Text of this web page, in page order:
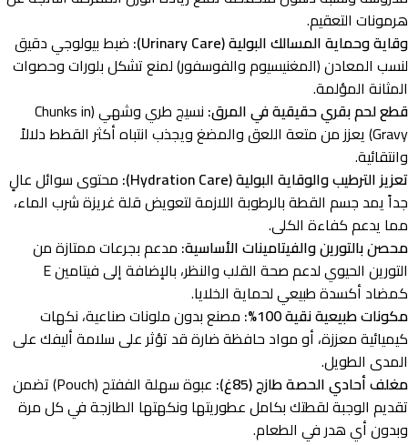
هرمونات التعقيم.
وقاية وحماية المسالك البولية (Urinary Care):
ضبط بيولوجي دقيق
لنسب المعادن (المغنيسيوم والفوسفور) لمنع تشكل بلورات وحصوات
المثانة المؤلمة.
قطع لحم بقري حقيقية في المرق:
نسيج طري وشهي (Chunks in
Gravy) يعزز من متعة اللعق والمضغ ويجذب انتباه أكثر القطط دلالاً
وانتقائية.
تعزيز الترطيب والوقاية البولية (Hydration Care):
محتوى سوائل عالٍ
جداً يمد جسم القطة بالرطوبة اللازمة لتعويض قلة غريزة شرب الماء،
مما يدعم كفاءة الكلى.
محصن بالتورين والفيتامينات الأساسية: مدعم بجرعات ممتازة من
التورين الحيوي لدعم صحة القلب والنظر، بالإضافة إلى فيتامين E
كمضاد أكسدة طبيعي لحماية الخلايا.
مكونات طبيعية نقية 100%:
مصنع بدون ملونات صناعية، نكهات
كيميائية معززة، أو مواد حافظة ضارة قد تؤثر على سلامة أليفك على
المدى الطويل.
مغلف أحادي الحصة طازج (85غ):
عبوة سهلة الففتح (Pouch) تضمن
تقديم الوجبة لقطتك بكامل عطوريتها ونكهتها الطازجة في كل مرة
وبدون أي هدر في الطعام.